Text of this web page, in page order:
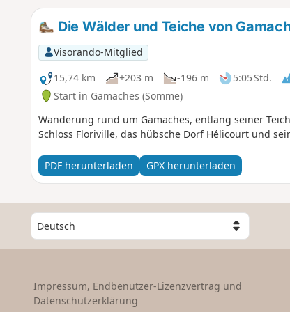
Die Wälder und Teiche von
Visorando-Mitglied
15,74 km
+203 m -196 m 5:05 Std.
Start in Gamaches (Somme)
Wanderung rund um Gamaches, entlang seiner
Schloss Floriville, das hübsche Dorf Hélicourt und
PDF herunterladen GPX herunterladen
W
ä
h
eImpressum, Endbenutzer-Lizenzvertrag und
Datenschutzerklärung